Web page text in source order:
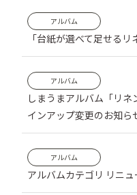
アルバム
「台紙が選べて足せる
アルバム
しまうまアルバム「リ
インアップ変更のお知ら
アルバム
アルバムカテゴリ リニ